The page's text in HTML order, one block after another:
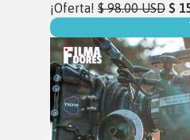
¡Oferta! $ 98.00 USD $